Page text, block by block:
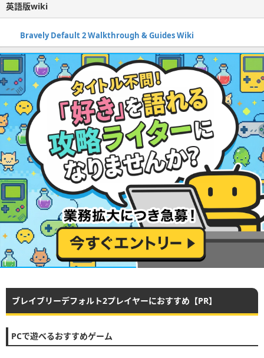
英語版wiki
Bravely Default 2 Walkthrough & Guides Wiki
ブレイブリーデフォルト2プレイヤーにおすすめ【PR】
PCで遊べるおすすめゲーム